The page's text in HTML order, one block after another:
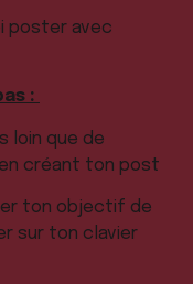
poster avec
:
loin que de
créant ton post
ton objectif de
sur ton clavier